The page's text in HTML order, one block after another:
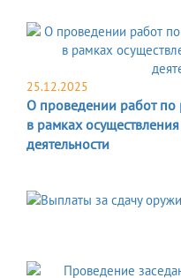
25.12.2025
О проведении работ
в рамках
деятельности